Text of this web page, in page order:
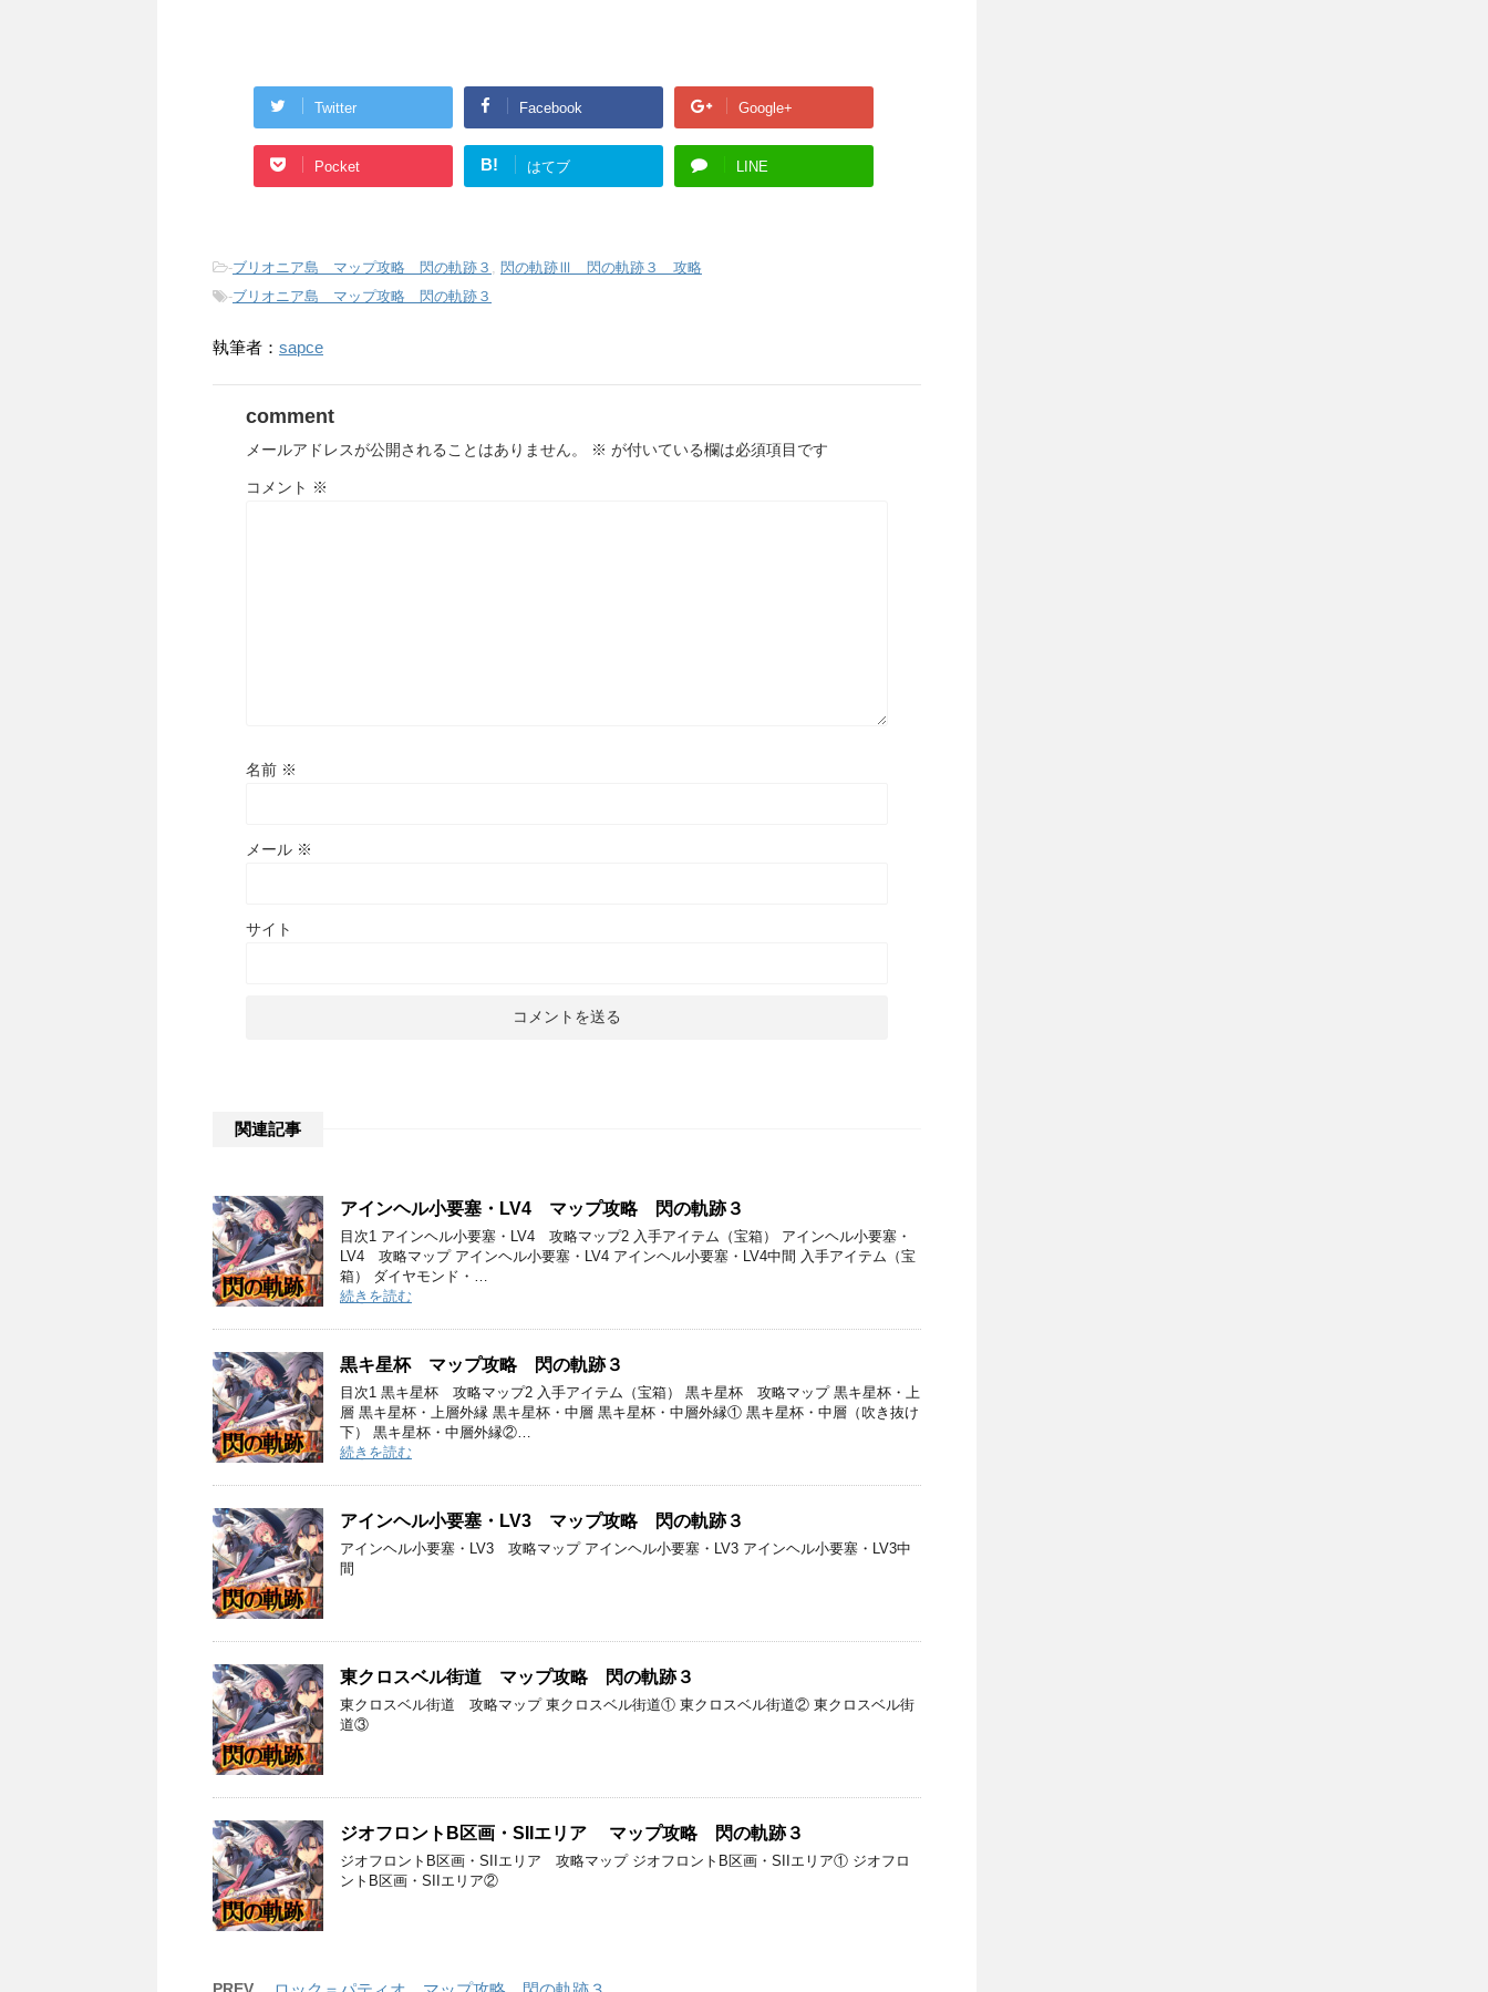
Twitter Facebook Google+
Pocket B! はてブ LINE
-ブリオニア島 マップ攻略 閃の軌跡３ , 閃の軌跡Ⅲ 閃の軌跡３ 攻略
-ブリオニア島 マップ攻略 閃の軌跡３
執筆者： sapce
comment
メールアドレスが公開されることはありません。 ※ が付いている欄は必須項目です
コメント ※
名前 ※
メール ※
サイト
関連記事
アインヘル小要塞・LV4 マップ攻略 閃の軌跡３
目次1 アインヘル小要塞・LV4 攻略マップ2 入手アイテム（宝箱） アインヘル小要塞・
LV4 攻略マップ アインヘル小要塞・LV4 アインヘル小要塞・LV4中間 入手アイテム（宝
箱） ダイヤモンド・…
続きを読む
黒キ星杯 マップ攻略 閃の軌跡３
目次1 黒キ星杯 攻略マップ2 入手アイテム（宝箱） 黒キ星杯 攻略マップ 黒キ星杯・上
層 黒キ星杯・上層外縁 黒キ星杯・中層 黒キ星杯・中層外縁① 黒キ星杯・中層（吹き抜け
下） 黒キ星杯・中層外縁②…
続きを読む
アインヘル小要塞・LV3 マップ攻略 閃の軌跡３
アインヘル小要塞・LV3 攻略マップ アインヘル小要塞・LV3 アインヘル小要塞・LV3中
間
東クロスベル街道 マップ攻略 閃の軌跡３
東クロスベル街道 攻略マップ 東クロスベル街道① 東クロスベル街道② 東クロスベル街
道③
ジオフロントB区画・SIIエリア マップ攻略 閃の軌跡３
ジオフロントB区画・SIIエリア 攻略マップ ジオフロントB区画・SIIエリア① ジオフロ
ントB区画・SIIエリア②